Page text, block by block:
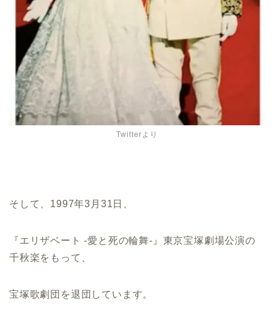
Twitterより
そして、1997年3月31日、
『エリザベート -愛と死の輪舞-』東京宝塚劇場公演の
千秋楽をもって、
宝塚歌劇団を退団しています。